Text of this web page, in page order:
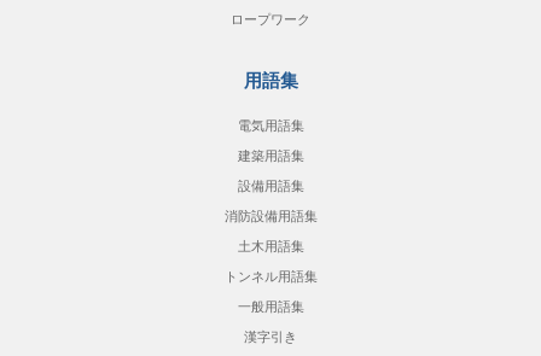
ロープワーク
用語集
電気用語集
建築用語集
設備用語集
消防設備用語集
土木用語集
トンネル用語集
一般用語集
漢字引き